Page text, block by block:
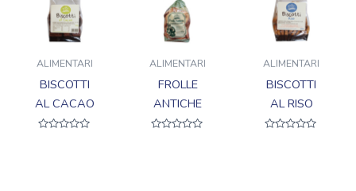
ALIMENTARI
BISCOTTI
AL CACAO
ALIMENTARI
FROLLE
ANTICHE
ALIMENTARI
BISCOTTI
AL RISO